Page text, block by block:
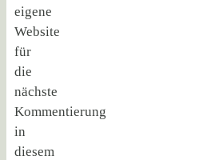
eigene
Website
für
die
nächste
Kommentierung
in
diesem